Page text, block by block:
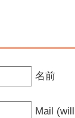
名前
Mail